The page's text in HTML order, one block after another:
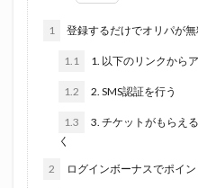
1 登録するだけでオリパが
1.1 1. 以下のリンクから
1.2 2. SMS認証を行う
1.3
3. チケットがもらえ
く
2 ログインボーナスでポイン